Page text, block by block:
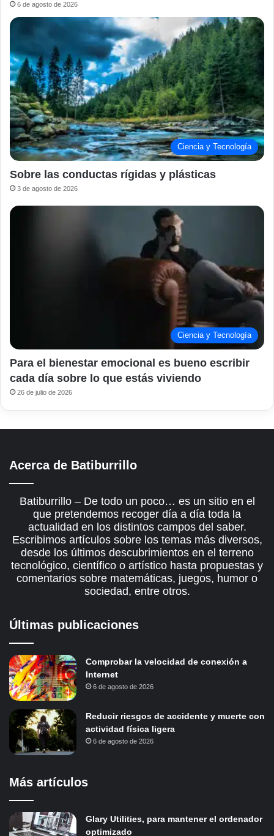
6 de agosto de 2026
Ciencia y Tecnología
Sobre las conductas rígidas y plásticas
3 de agosto de 2026
Ciencia y Tecnología
Para el bienestar emocional es bueno escribir
cada día sobre lo que estás viviendo
26 de julio de 2026
Acerca de Batiburrillo
Batiburrillo – De todo un poco… es un sitio en el
que pretendemos recoger día a día toda la
actualidad en los distintos campos del saber.
Escribimos artículos sobre los temas más diversos,
desde los últimos descubrimientos en el terreno
tecnológico, científico o artístico hasta propuestas y
comentarios sobre matemáticas, juegos, humor o
sociedad, entre otros.
Últimas publicaciones
Comprobar la velocidad de conexión a
Internet
6 de agosto de 2026
Reducir riesgos de accidente y muerte con
actividad física ligera
6 de agosto de 2026
Más artículos
Glary Utilities, para mantener el ordenador
optimizado